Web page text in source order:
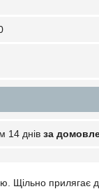
14 днів за
Щільно прилягає